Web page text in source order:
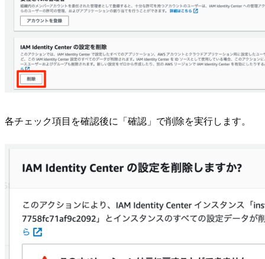
各チェック項目を確認後に「確認」で削除を実行します。